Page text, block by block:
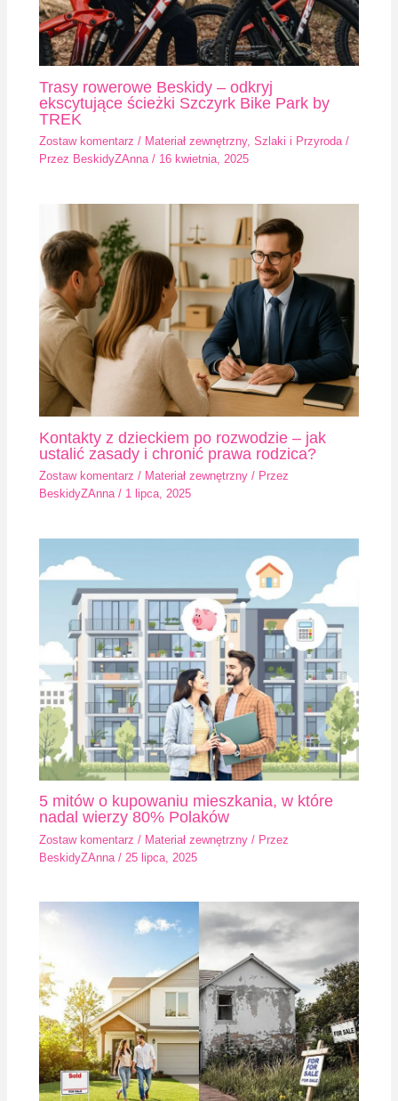
Trasy rowerowe Beskidy – odkryj
ekscytujące ścieżki Szczyrk Bike Park by
TREK
Zostaw komentarz / Materiał zewnętrzny,Szlaki i Przyroda/
Przez BeskidyZAnna/ 16 kwietnia, 2025
Kontakty z dzieckiem po rozwodzie – jak
ustalić zasady i chronić prawa rodzica?
Zostaw komentarz / Materiał zewnętrzny / Przez
BeskidyZAnna/ 1 lipca, 2025
5 mitów o kupowaniu mieszkania, w które
nadal wierzy 80% Polaków
Zostaw komentarz / Materiał zewnętrzny / Przez
BeskidyZAnna/ 25 lipca, 2025